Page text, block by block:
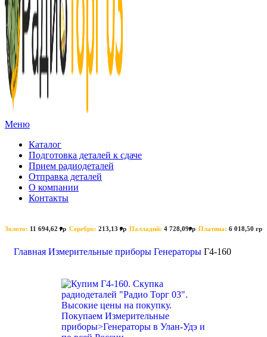
Меню
Каталог
Подготовка деталей к сдаче
Прием радиодеталей
Отправка деталей
О компании
Контакты
Золото: 11 694,62 гр Серебро: 213,13 гр Палладий: 4 728,09гр Платина: 6 018,50 гр
Поиск
Главная Измерительные приборы Генераторы Г4-160